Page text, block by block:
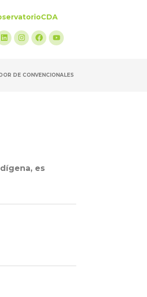
DE CONVENCIONALES
es